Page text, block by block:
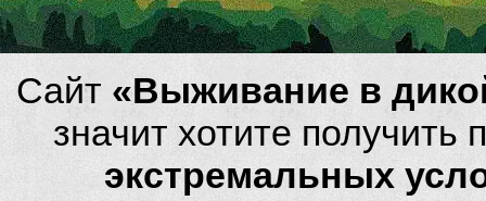
Сайт «Выживание в
значит хотите
экстремальных